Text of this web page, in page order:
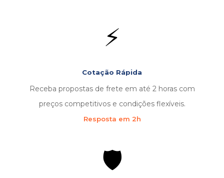
⚡
Cotação Rápida
Receba propostas de frete em até 2 horas com
preços competitivos e condições flexíveis.
Resposta em 2h
🛡️